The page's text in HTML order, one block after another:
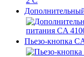
Пьезо-кнопка